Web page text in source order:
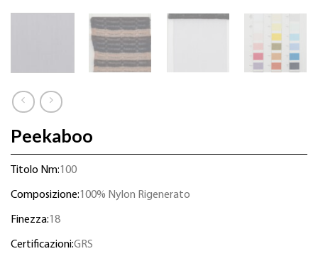
Peekaboo
Titolo Nm:100
Composizione:100% Nylon Rigenerato
Finezza:18
Certificazioni:GRS